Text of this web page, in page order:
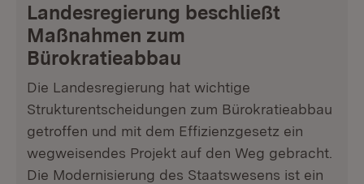
Landesregierung beschließt
Maßnahmen zum
Bürokratieabbau
Die Landesregierung hat wichtige
Strukturentscheidungen zum Bürokratieabbau
getroffen und mit dem Effizienzgesetz ein
wegweisendes Projekt auf den Weg gebracht.
Die Modernisierung des Staatswesens ist ein